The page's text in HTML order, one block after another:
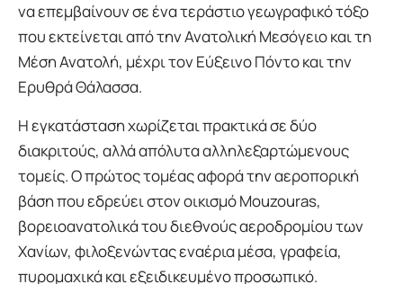
να επεμβαίνουν σε ένα τεράστιο γεωγραφικό τόξο
που εκτείνεται από την Ανατολική Μεσόγειο και τη
Μέση Ανατολή, μέχρι τον Εύξεινο Πόντο και την
Ερυθρά Θάλασσα.
Η εγκατάσταση χωρίζεται πρακτικά σε δύο
διακριτούς, αλλά απόλυτα αλληλεξαρτώμενους
τομείς. Ο πρώτος τομέας αφορά την αεροπορική
βάση που εδρεύει στον οικισμό Mouzouras,
βορειοανατολικά του διεθνούς αεροδρομίου των
Χανίων, φιλοξενώντας εναέρια μέσα, γραφεία,
πυρομαχικά και εξειδικευμένο προσωπικό.